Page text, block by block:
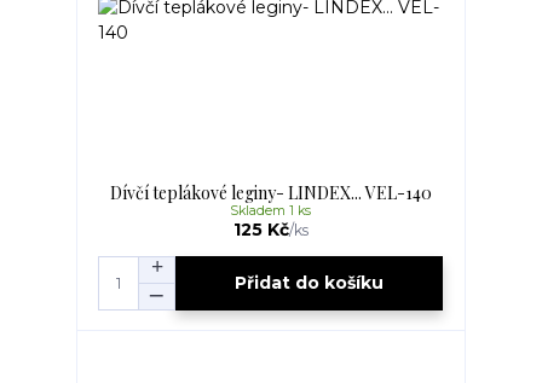
Dívčí teplákové leginy- LINDEX... VEL-140
125 Kč/ks
Skladem 1 ks
Přidat do košíku